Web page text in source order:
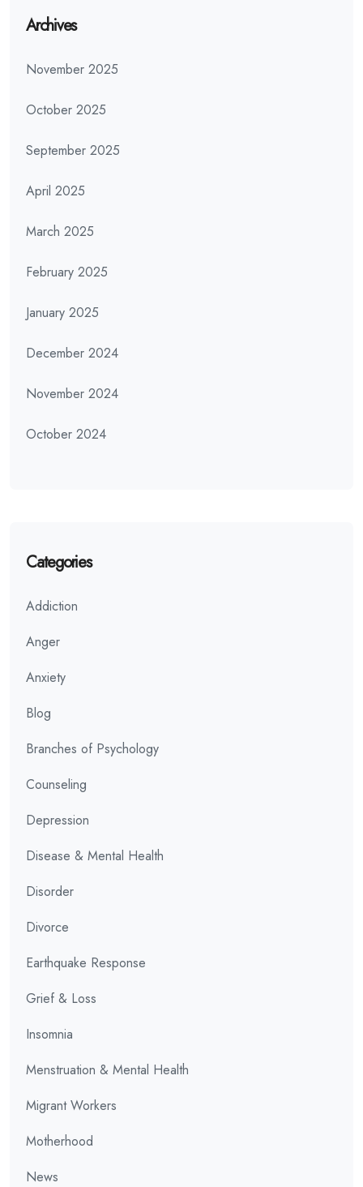
Archives
November 2025
October 2025
September 2025
April 2025
March 2025
February 2025
January 2025
December 2024
November 2024
October 2024
Categories
Addiction
Anger
Anxiety
Blog
Branches of Psychology
Counseling
Depression
Disease & Mental Health
Disorder
Divorce
Earthquake Response
Grief & Loss
Insomnia
Menstruation & Mental Health
Migrant Workers
Motherhood
News